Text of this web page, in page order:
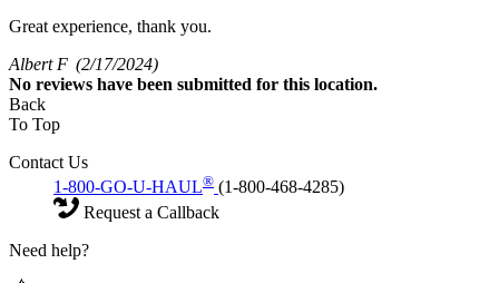
Great experience, thank you.
Albert F (2/17/2024)
No reviews have been submitted for this location.
Back
To Top
Contact Us
1-800-GO-U-HAUL® (1-800-468-4285)
Request a Callback
Need help?